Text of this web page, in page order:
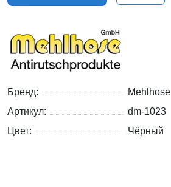
Бренд:
Mehlhose
Артикул:
dm-1023
Цвет:
Чёрный